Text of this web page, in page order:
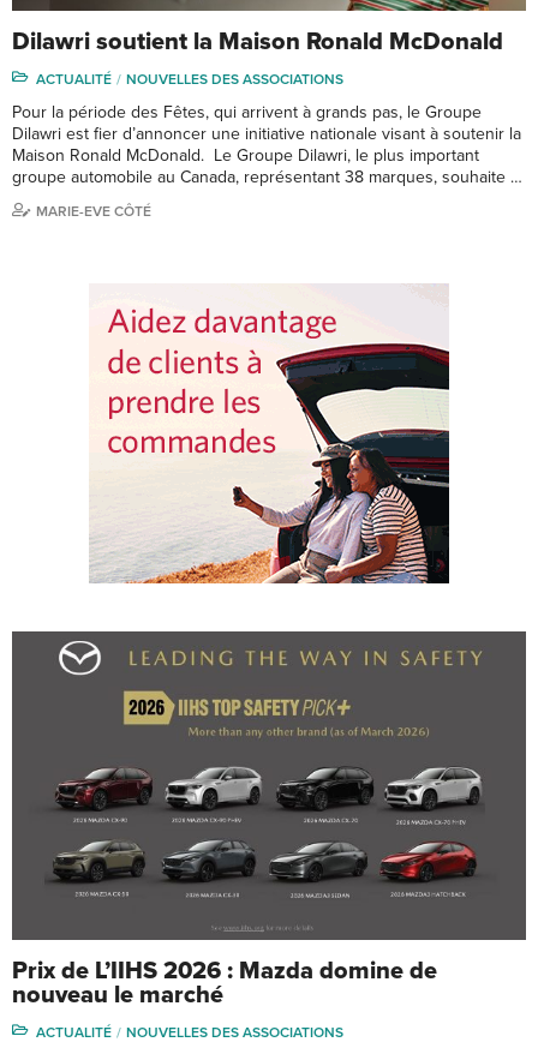
Dilawri soutient la Maison Ronald McDonald
ACTUALITÉ NOUVELLES DES ASSOCIATIONS
Pour la période des Fêtes, qui arrivent à grands pas, le Groupe
Dilawri est fier d’annoncer une initiative nationale visant à soutenir la
Maison Ronald McDonald. Le Groupe Dilawri, le plus important
groupe automobile au Canada, représentant 38 marques, souhaite …
MARIE-EVE CÔTÉ
Prix de L’IIHS 2026 : Mazda domine de
nouveau le marché
ACTUALITÉ NOUVELLES DES ASSOCIATIONS